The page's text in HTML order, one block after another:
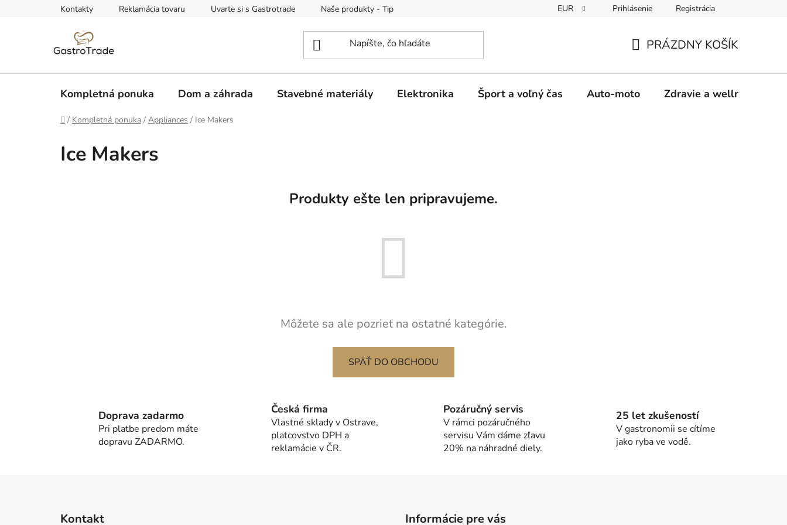
Kontakty Reklamácia tovaru Uvarte si s Gastrotrade Naše produkty - Tipy a triky Moja objednávka
EUR Prihlásenie Registrácia
KOŠÍK
PRÁZDNY KOŠÍK
Kompletná ponuka Dom a záhrada Stavebné materiály Elektronika Šport a voľný čas Auto-moto Zdravie a wellness
Domov
/ Kompletná ponuka / Appliances / Ice Makers
Ice Makers
Produkty ešte len pripravujeme.
Môžete sa ale pozrieť na ostatné kategórie.
SPÄŤ DO OBCHODU
Doprava zadarmo
Pri platbe predom máte
dopravu ZADARMO.
Česká firma
Vlastné sklady v Ostrave,
platcovstvo DPH a
reklamácie v ČR.
Pozáručný servis
V rámci pozáručného
servisu Vám dáme zľavu
20% na náhradné diely.
25 let zkušeností
V gastronomii se cítíme
jako ryba ve vodě.
Kontakt Informácie pre vás